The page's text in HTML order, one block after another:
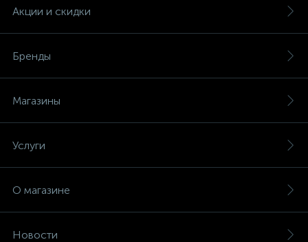
Акции и скидки
Бренды
Магазины
Услуги
О магазине
Новости